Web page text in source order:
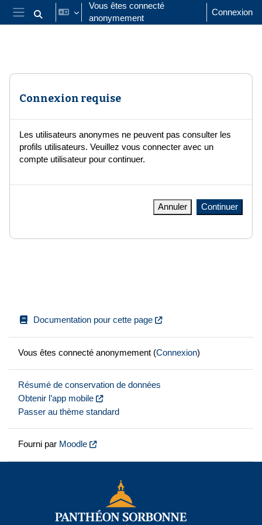
Passer au contenu principal
Panneau latéral
Activer/désactiver la saisie de recherche
Vous êtes connecté
anonymement
Connexion
Connexion requise
Les utilisateurs anonymes ne peuvent pas consulter les
profils utilisateurs. Veuillez vous connecter avec un
compte utilisateur pour continuer.
Annuler Continuer
Documentation pour cette page
Vous êtes connecté anonymement (Connexion)
Résumé de conservation de données
Obtenir l’app mobile
Passer au thème standard
Fourni par Moodle